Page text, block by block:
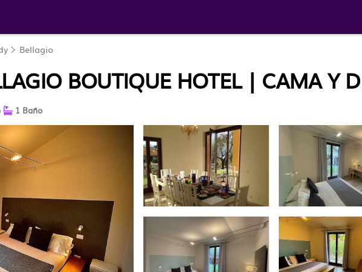
Bellagio
BOUTIQUE HOTEL | CAMA Y
1 Baño